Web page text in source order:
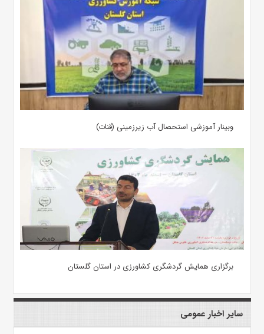
وبینار آموزشی استحصال آب زیرزمینی (قنات)
برگزاری همایش گردشگری کشاورزی در استان گلستان
سایر اخبار عمومی